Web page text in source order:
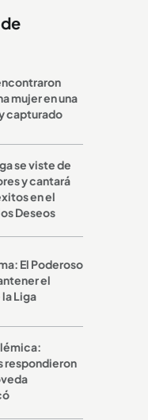
mujer en una
capturado
se viste de
y cantará
en el
Deseos
El Poderoso
el
Liga
respondieron